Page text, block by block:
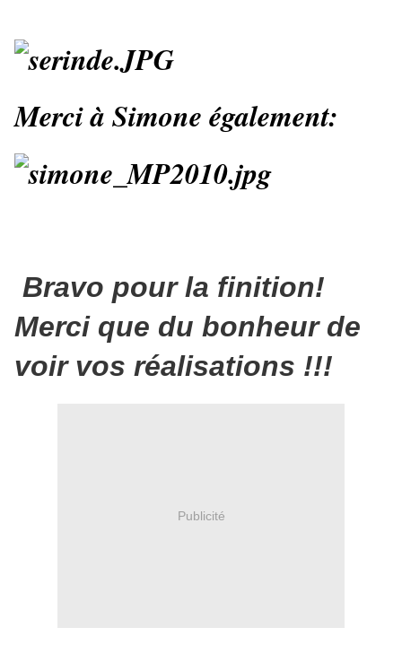
Merci à Simone également:
Bravo pour la finition!
Merci que du bonheur de
voir vos réalisations !!!
Publicité